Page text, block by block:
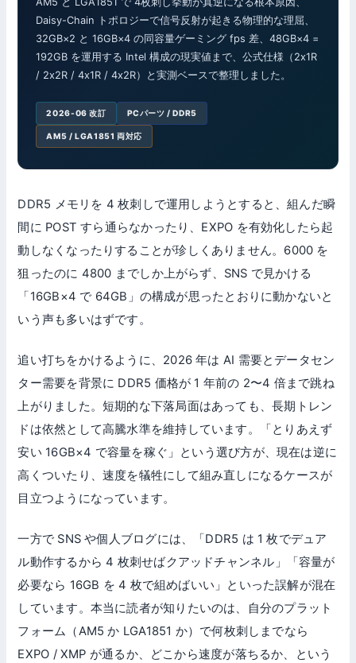
Daisy-Chain トポロジーで信号反射が起きる物理的な理屈、
32GB×2 と 16GB×4 の同容量ゲーミング fps 差、48GB×4 =
192GB を運用する Intel 構成の現実値まで、公式仕様（2x1R
/ 2x2R / 4x1R / 4x2R）と実測ベースで整理しました。
2026-06 改訂 PCパーツ / DDR5
AM5 / LGA1851 両対応
DDR5 メモリを 4 枚刺しで運用しようとすると、組んだ瞬
間に POST すら通らなかったり、EXPO を有効化したら起
動しなくなったりすることが珍しくありません。6000 を
狙ったのに 4800 までしか上がらず、SNS で見かける
「16GB×4 で 64GB」の構成が思ったとおりに動かないと
いう声も多いはずです。
追い打ちをかけるように、2026 年は AI 需要とデータセン
ター需要を背景に DDR5 価格が 1 年前の 2〜4 倍まで跳ね
上がりました。短期的な下落局面はあっても、長期トレン
ドは依然として高騰水準を維持しています。「とりあえず
安い 16GB×4 で容量を稼ぐ」という選び方が、現在は逆に
高くついたり、速度を犠牲にして組み直しになるケースが
目立つようになっています。
一方で SNS や個人ブログには、「DDR5 は 1 枚でデュア
ル動作するから 4 枚刺せばクアッドチャンネル」「容量が
必要なら 16GB を 4 枚で組めばいい」といった誤解が混在
しています。本当に読者が知りたいのは、自分のプラット
フォーム（AM5 か LGA1851 か）で何枚刺しまでなら
EXPO / XMP が通るか、どこから速度が落ちるか、という